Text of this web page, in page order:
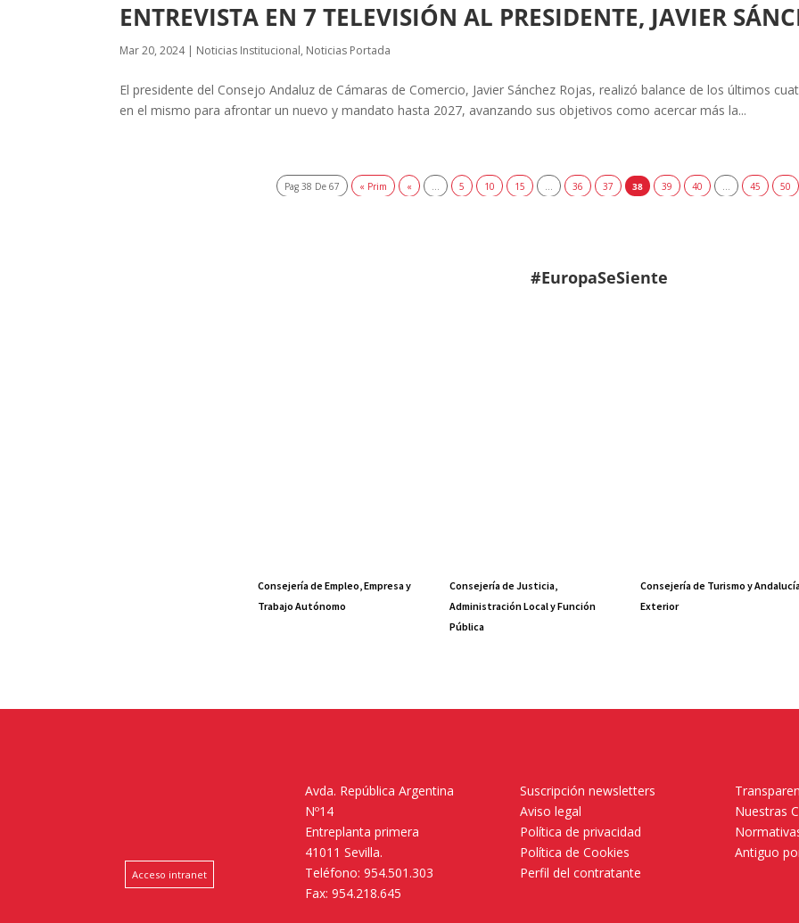
ENTREVISTA EN 7 TELEVISIÓN AL PRESIDENTE, JAVIER
Mar 20, 2024| Noticias Institucional, Noticias Portada
El presidente del Consejo Andaluz de Cámaras de Comercio, Javier Sánchez Rojas, realizó balance de los últimos
en el mismo para afrontar un nuevo y mandato hasta 2027, avanzando sus objetivos como acercar más la...
Pag 38 De 67 « Prim « 5 10 15 36 37 38 39 40 45 50
#EuropaSeSiente
Consejería de Empleo, Empresa y
Trabajo Autónomo
Consejería de Justicia,
Administración Local y Función
Pública
Consejería de Turismo y
Exterior
Acceso intranet
Avda. República Argentina
Nº14
Entreplanta primera
41011 Sevilla.
Teléfono: 954.501.303
Fax: 954.218.645
Suscripción newsletters
Aviso legal
Política de privacidad
Política de Cookies
Perfil del contratante
Nuestras
Antiguo